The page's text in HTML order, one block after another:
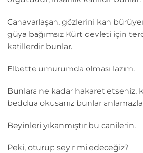
Canavarlaşan, gözlerini kan
güya bağımsız Kürt devleti için
katillerdir bunlar.
Elbette umurumda olması lazım.
Bunlara ne kadar hakaret etseniz,
beddua okusanız bunlar
Beyinleri yıkanmıştır bu canilerin.
Peki, oturup seyir mi edeceğiz?